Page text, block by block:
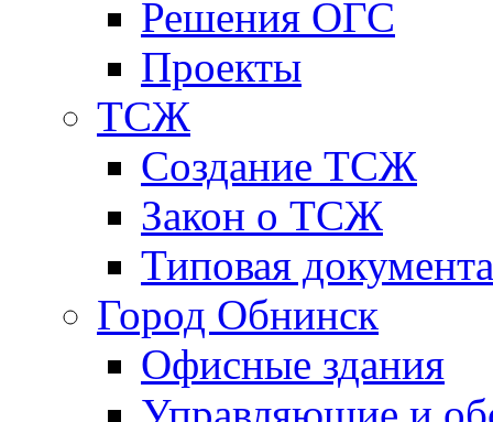
Решения ОГС
Проекты
ТСЖ
Создание ТСЖ
Закон о ТСЖ
Типовая
Город Обнинск
Офисные здания